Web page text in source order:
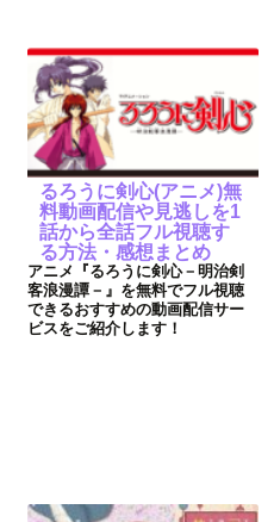
るろうに剣心(アニメ)無
料動画配信や見逃しを1
話から全話フル視聴す
る方法・感想まとめ
アニメ『るろうに剣心－明治剣
客浪漫譚－』を無料でフル視聴
できるおすすめの動画配信サー
ビスをご紹介します！